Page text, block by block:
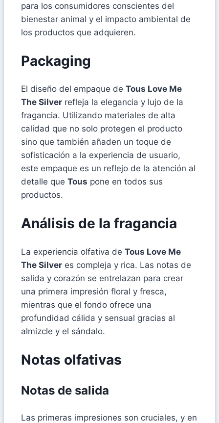
para los consumidores conscientes del
bienestar animal y el impacto ambiental de
los productos que adquieren.
Packaging
El diseño del empaque de Tous Love Me
The Silver refleja la elegancia y lujo de la
fragancia. Utilizando materiales de alta
calidad que no solo protegen el producto
sino que también añaden un toque de
sofisticación a la experiencia de usuario,
este empaque es un reflejo de la atención al
detalle que Tous pone en todos sus
productos.
Análisis de la fragancia
La experiencia olfativa de Tous Love Me
The Silver es compleja y rica. Las notas de
salida y corazón se entrelazan para crear
una primera impresión floral y fresca,
mientras que el fondo ofrece una
profundidad cálida y sensual gracias al
almizcle y el sándalo.
Notas olfativas
Notas de salida
Las primeras impresiones son cruciales, y en